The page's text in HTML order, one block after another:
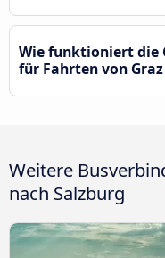
Wie funktioniert die
für Fahrten von
Weitere
nach Salzburg